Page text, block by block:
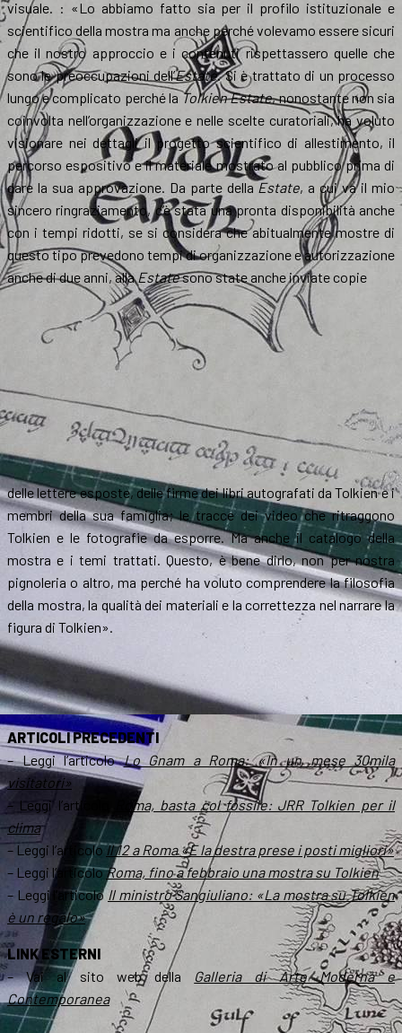
visuale. : «Lo abbiamo fatto sia per il profilo istituzionale e
scientifico della mostra ma anche perché volevamo essere sicuri
che il nostro approccio e i contenuti rispettassero quelle che
sono le preoccupazioni dell’Estate. Si è trattato di un processo
lungo e complicato perché laTolkien Estate, nonostante non sia
coinvolta nell’organizzazione e nelle scelte curatoriali, ha voluto
visionare nei dettagli il progetto scientifico di allestimento, il
percorso espositivo e il materiale mostrato al pubblico prima di
dare la sua approvazione. Da parte dellaEstate, a cui va il mio
sincero ringraziamento, c’è stata una pronta disponibilità anche
con i tempi ridotti, se si considera che abitualmente mostre di
questo tipo prevedono tempi di organizzazione e autorizzazione
anche di due anni, allaEstatesono state anche inviate copie
delle lettere esposte, delle firme dei libri autografati da Tolkien e i
membri della sua famiglia; le tracce dei video che ritraggono
Tolkien e le fotografie da esporre. Ma anche il catalogo della
mostra e i temi trattati. Questo, è bene dirlo, non per nostra
pignoleria o altro, ma perché ha voluto comprendere la filosofia
della mostra, la qualità dei materiali e la correttezza nel narrare la
figura di Tolkien».
ARTICOLI PRECEDENTI
– Leggi l’articoloLo Gnam a Roma: «In un mese 30mila
visitatori»
– Leggi l’articolo
Roma, basta col fossile: JRR Tolkien per il
clima
– Leggi l’articoloIl 12 a Roma «E la destra prese i posti migliori»
– Leggi l’articoloRoma, fino a febbraio una mostra su Tolkien
– Leggi l’articolo Il ministro Sangiuliano: «La mostra su Tolkien
è un regalo»
LINK ESTERNI
– Vai al sito web della Galleria di Arte Moderna e
Contemporanea